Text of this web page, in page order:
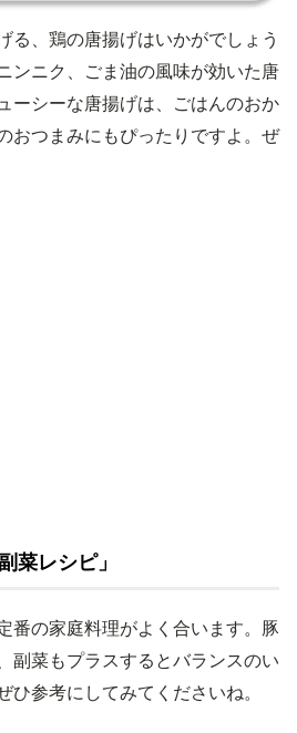
る、鶏の唐揚げはいかがでしょう
ンニク、ごま油の風味が効いた唐
ーシーな唐揚げは、ごはんのおか
おつまみにもぴったりですよ。ぜ
菜レシピ」
番の家庭料理がよく合います。豚
副菜もプラスするとバランスのい
ひ参考にしてみてくださいね。